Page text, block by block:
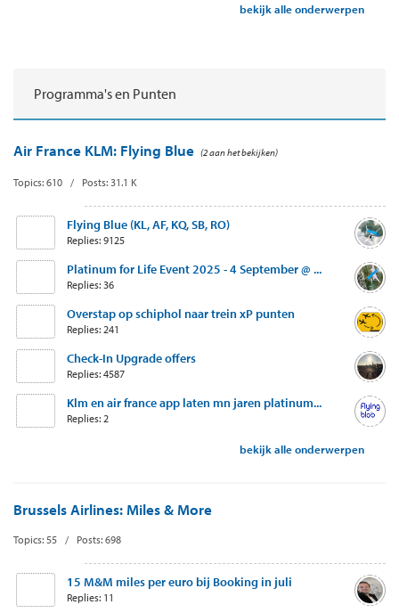
bekijk alle onderwerpen
Programma's en Punten
Air France KLM: Flying Blue (2 aan het bekijken)
Topics: 610 / Posts: 31.1 K
Flying Blue (KL, AF, KQ, SB, RO)
Replies: 9125
Platinum for Life Event 2025 - 4 September @ ...
Replies: 36
Overstap op schiphol naar trein xP punten
Replies: 241
Check-In Upgrade offers
Replies: 4587
Klm en air france app laten mn jaren platinum...
Replies: 2
bekijk alle onderwerpen
Brussels Airlines: Miles & More
Topics: 55 / Posts: 698
15 M&M miles per euro bij Booking in juli
Replies: 11